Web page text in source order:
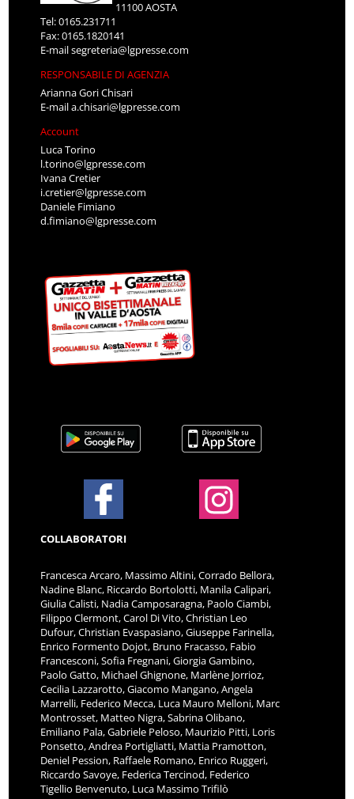
11100 AOSTA
Tel: 0165.231711
Fax: 0165.1820141
E-mailsegreteria@lgpresse.com
RESPONSABILE DI AGENZIA
Arianna Gori Chisari
E-maila.chisari@lgpresse.com
Account
Luca Torino
l.torino@lgpresse.com
Ivana Cretier
i.cretier@lgpresse.com
Daniele Fimiano
d.fimiano@lgpresse.com
COLLABORATORI
Francesca Arcaro, Massimo Altini, Corrado Bellora,
Nadine Blanc, Riccardo Bortolotti, Manila Calipari,
Giulia Calisti, Nadia Camposaragna, Paolo Ciambi,
Filippo Clermont, Carol Di Vito, Christian Leo
Dufour, Christian Evaspasiano, Giuseppe Farinella,
Enrico Formento Dojot, Bruno Fracasso, Fabio
Francesconi, Sofia Fregnani, Giorgia Gambino,
Paolo Gatto, Michael Ghignone, Marlène Jorrioz,
Cecilia Lazzarotto, Giacomo Mangano, Angela
Marrelli, Federico Mecca, Luca Mauro Melloni, Marc
Montrosset, Matteo Nigra, Sabrina Olibano,
Emiliano Pala, Gabriele Peloso, Maurizio Pitti, Loris
Ponsetto, Andrea Portigliatti, Mattia Pramotton,
Deniel Pession, Raffaele Romano, Enrico Ruggeri,
Riccardo Savoye, Federica Tercinod, Federico
Tigellio Benvenuto, Luca Massimo Trifilò